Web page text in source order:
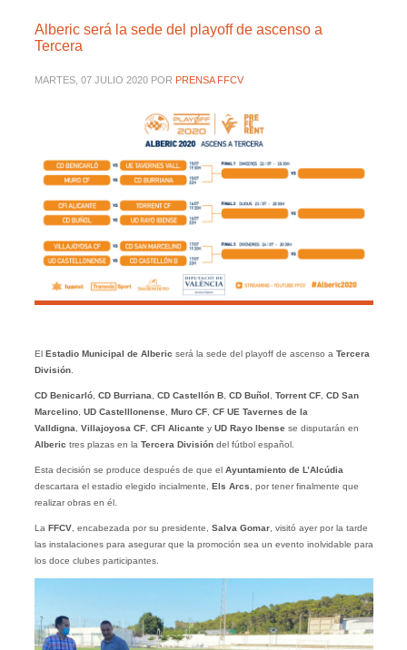
Alberic será la sede del playoff de ascenso a
Tercera
MARTES, 07 JULIO 2020 POR PRENSA FFCV
El Estadio Municipal de Alberic será la sede del playoff de ascenso a Tercera
División.
CD Benicarló, CD Burriana CD Castellón B, CD Buñol Torrent CF, CD San
Marcelino, UD Castelllonense, Muro CF, CF UE Tavernes de la
Valldigna
Villajoyosa CF, CFI Alicantey UD Rayo Ibensese disputarán en
Alberic tres plazas en la Tercera Divisióndel fútbol español.
Esta decisión se produce después de que el Ayuntamiento de L’Alcúdia
descartara el estadio elegido incialmente, Els Arcs , por tener finalmente que
realizar obras en él.
La FFCV, encabezada por su presidente, Salva Gomar, visitó ayer por la tarde
las instalaciones para asegurar que la promoción sea un evento inolvidable para
los doce clubes participantes.